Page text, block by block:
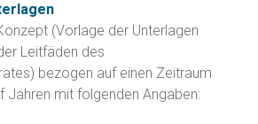
(Vorlage der Unterlagen
Leitfäden des
bezogen auf einen Zeitraum
Jahren mit folgenden Angaben: